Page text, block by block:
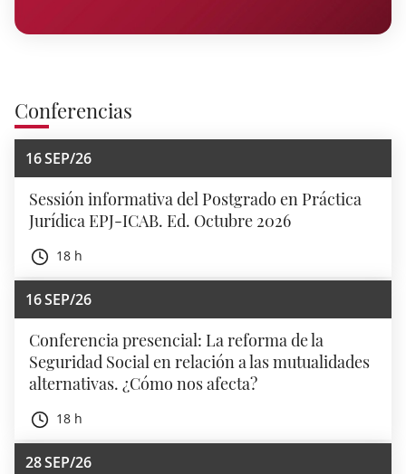
Conferencias
16SEP/26
Sessión informativa del Postgrado en Práctica
Jurídica EPJ-ICAB. Ed. Octubre 2026
18 h
16SEP/26
Conferencia presencial: La reforma de la
Seguridad Social en relación a las mutualidades
alternativas. ¿Cómo nos afecta?
18 h
28SEP/26